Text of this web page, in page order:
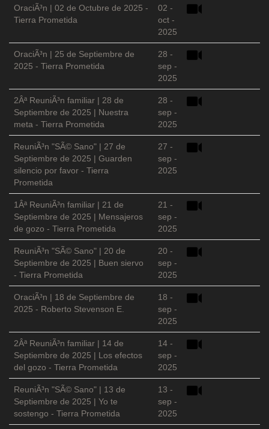
OraciÃ³n | 02 de Octubre de 2025 -
Tierra Prometida
02 -
oct -
2025
OraciÃ³n | 25 de Septiembre de
2025 - Tierra Prometida
28 -
sep -
2025
2Âª ReuniÃ³n familiar | 28 de
Septiembre de 2025 | Nuestra
meta - Tierra Prometida
28 -
sep -
2025
ReuniÃ³n "SÃ© Sano" | 27 de
Septiembre de 2025 | Guarden
silencio por favor - Tierra
Prometida
27 -
sep -
2025
1Âª ReuniÃ³n familiar | 21 de
Septiembre de 2025 | Mensajeros
de gozo - Tierra Prometida
21 -
sep -
2025
ReuniÃ³n "SÃ© Sano" | 20 de
Septiembre de 2025 | Buen siervo
- Tierra Prometida
20 -
sep -
2025
OraciÃ³n | 18 de Septiembre de
2025 - Roberto Stevenson E.
18 -
sep -
2025
2Âª ReuniÃ³n familiar | 14 de
Septiembre de 2025 | Los efectos
del gozo - Tierra Prometida
14 -
sep -
2025
ReuniÃ³n "SÃ© Sano" | 13 de
Septiembre de 2025 | Yo te
sostengo - Tierra Prometida
13 -
sep -
2025